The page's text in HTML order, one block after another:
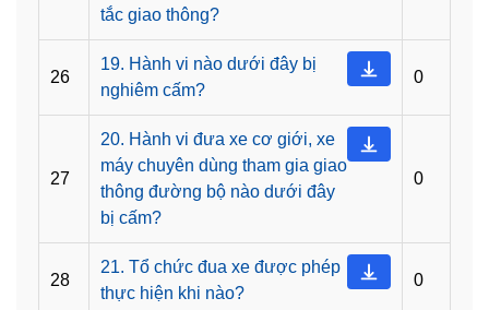
tắc giao thông?
26
19. Hành vi nào dưới đây bị
nghiêm cấm?
0
27
20. Hành vi đưa xe cơ giới, xe
máy chuyên dùng tham gia giao
thông đường bộ nào dưới đây
bị cấm?
0
28
21. Tổ chức đua xe được phép
thực hiện khi nào?
0